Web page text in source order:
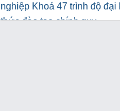
nghiệp Khoá 47 trình độ đại
thức đào tạo chính quy